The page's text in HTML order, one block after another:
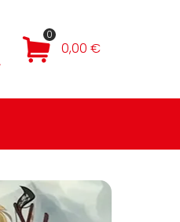
0
0,00 €